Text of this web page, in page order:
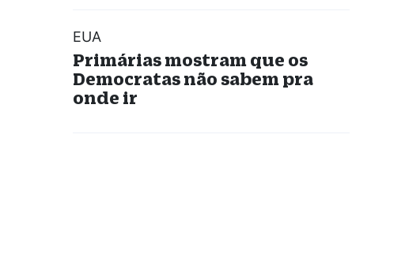
EUA
Primárias mostram que os
Democratas não sabem pra
onde ir